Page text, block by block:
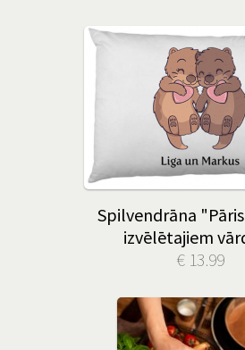
Spilvendrāna
izvēlētajiem
€ 13.99